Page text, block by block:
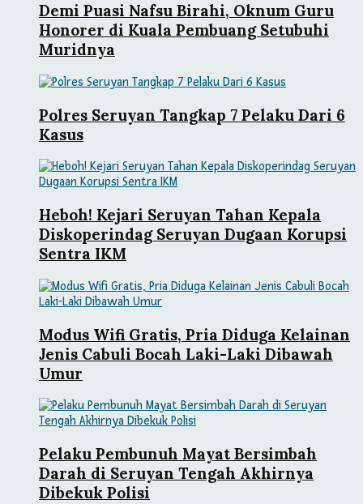
Demi Puasi Nafsu Birahi, Oknum Guru
Honorer di Kuala Pembuang Setubuhi
Muridnya
Polres Seruyan Tangkap 7 Pelaku Dari 6
Kasus
Heboh! Kejari Seruyan Tahan Kepala
Diskoperindag Seruyan Dugaan Korupsi
Sentra IKM
Modus Wifi Gratis, Pria Diduga Kelainan
Jenis Cabuli Bocah Laki-Laki Dibawah
Umur
Pelaku Pembunuh Mayat Bersimbah
Darah di Seruyan Tengah Akhirnya
Dibekuk Polisi